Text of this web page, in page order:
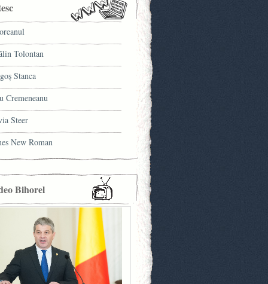
Tolontan
Stanca
Cremeneanu
Steer
New Roman
Bihorel